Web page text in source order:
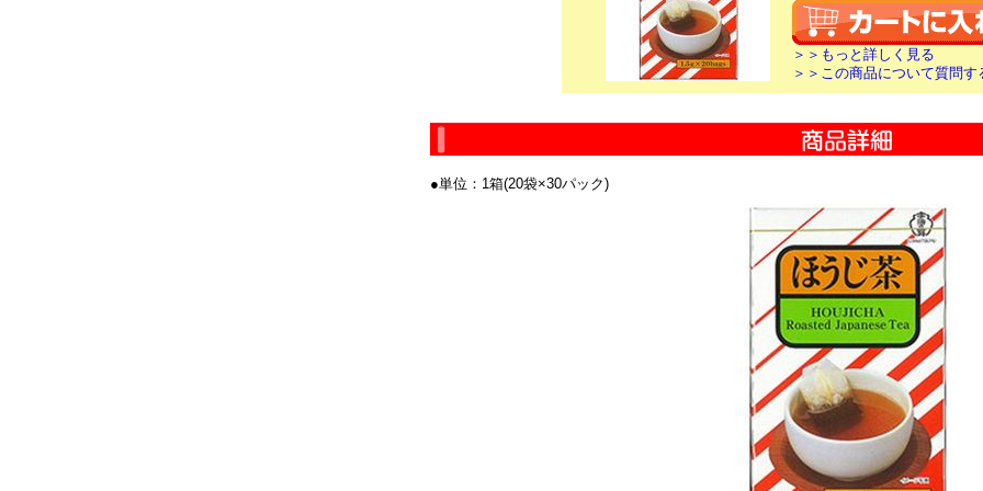
＞＞もっと詳しく見る
＞＞この商品について質問す
●単位：1箱(20袋×30パック)